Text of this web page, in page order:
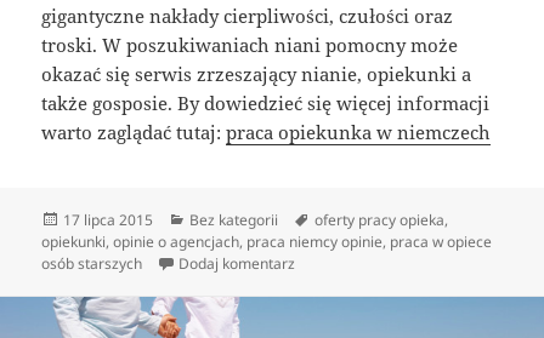
gigantyczne nakłady cierpliwości, czułości oraz
troski. W poszukiwaniach niani pomocny może
okazać się serwis zrzeszający nianie, opiekunki a
także gosposie. By dowiedzieć się więcej informacji
warto zaglądać tutaj:praca opiekunka w niemczech
Data
publikacji
17 lipca 2015 Kategorie
Bez kategorii Tagi
oferty pracy opieka,
opiekunki,opinie o agencjach, praca niemcy opinie, praca w opiece
osób starszych
Dodaj komentarz